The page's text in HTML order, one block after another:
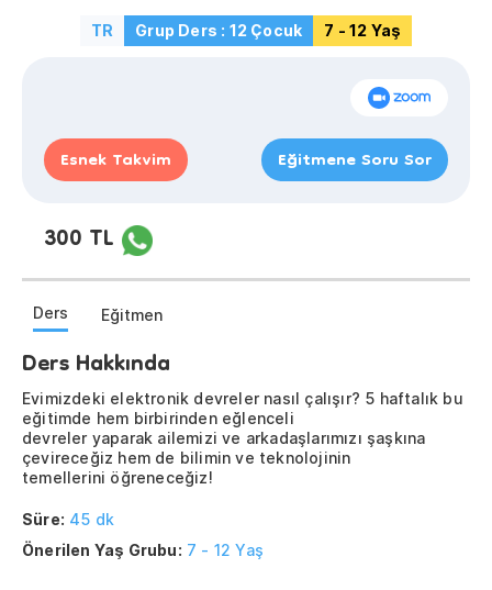
TR Grup Ders : 12 Çocuk 7 - 12 Yaş
Esnek Takvim Eğitmene Soru Sor
300 TL
Ders Eğitmen
Ders Hakkında
Evimizdeki elektronik devreler nasıl çalışır? 5 haftalık bu
eğitimde hem birbirinden eğlenceli
devreler yaparak ailemizi ve arkadaşlarımızı şaşkına
çevireceğiz hem de bilimin ve teknolojinin
temellerini öğreneceğiz!
Süre: 45 dk
Önerilen Yaş Grubu: 7 - 12 Yaş